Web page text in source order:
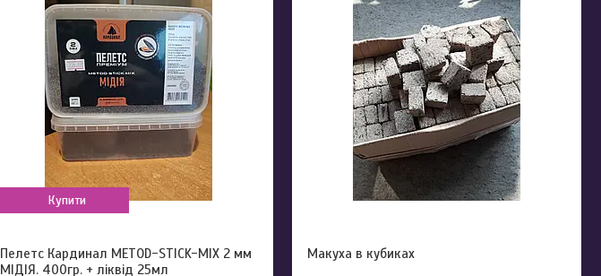
Купити
Пелетс Кардинал METOD-STICK-MIX 2 мм
МІДІЯ. 400гр. + ліквід 25мл
Макуха в кубиках